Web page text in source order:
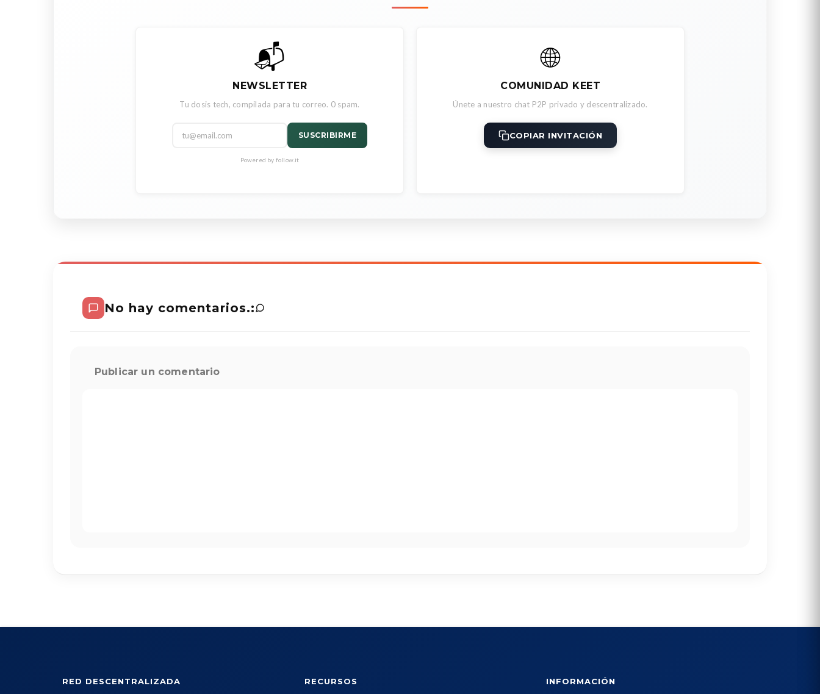
📬
NEWSLETTER
Tu dosis tech, compilada para tu correo. 0 spam.
SUSCRIBIRME
Powered by follow.it
🌐
COMUNIDAD KEET
Únete a nuestro chat P2P privado y descentralizado.
COPIAR INVITACIÓN
No hay comentarios.:
Publicar un comentario
RED DESCENTRALIZADA RECURSOS INFORMACIÓN